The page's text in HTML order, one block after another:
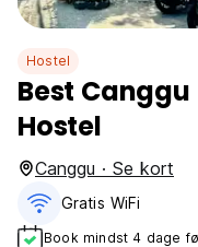
Hostel
Best Canggu
Hostel
Canggu · Se kort
Gratis WiFi
Book mindst 4 dage